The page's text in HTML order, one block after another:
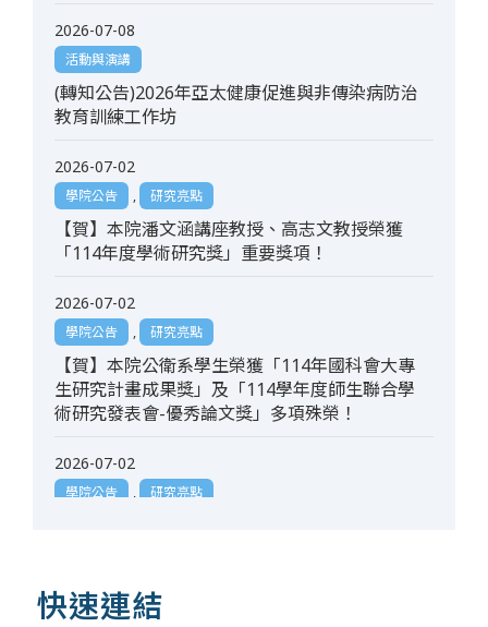
2026-07-08
活動與演講
(轉知公告)2026年亞太健康促進與非傳染病防治
教育訓練工作坊
2026-07-02
學院公告 , 研究亮點
【賀】本院潘文涵講座教授、高志文教授榮獲
「114年度學術研究獎」重要獎項！
2026-07-02
學院公告 , 研究亮點
【賀】本院公衛系學生榮獲「114年國科會大專
生研究計畫成果獎」及「114學年度師生聯合學
術研究發表會-優秀論文獎」多項殊榮！
2026-07-02
學院公告 , 研究亮點
2026-06-18
快速連結